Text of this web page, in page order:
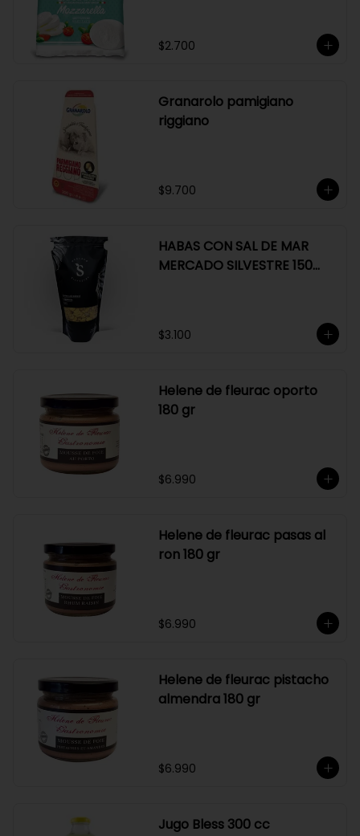
$2.700
Granarolo pamigiano
riggiano
$9.700
HABAS CON SAL DE MAR
MERCADO SILVESTRE 150
$3.100
Helene de fleurac oporto
180 gr
$6.990
Helene de fleurac pasas al
ron 180 gr
$6.990
Helene de fleurac pistacho
almendra 180 gr
$6.990
Jugo Bless 300 cc